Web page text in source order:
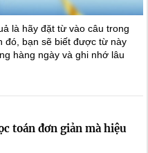
là hãy đặt từ vào câu trong
đó, bạn sẽ biết được từ này
hàng ngày và ghi nhớ lâu
toán đơn giản mà hiệu